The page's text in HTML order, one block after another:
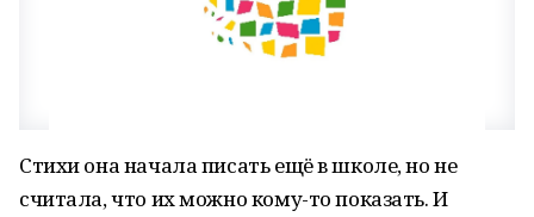
Стихи она начала писать ещё в школе, но не
считала, что их можно кому-то показать. И